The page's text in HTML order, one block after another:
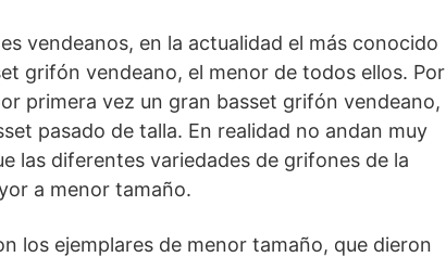
vendeanos, en la actualidad el más conocido
grifón vendeano, el menor de todos ellos. Por
primera vez un gran basset grifón vendeano,
pasado de talla. En realidad no andan muy
las diferentes variedades de grifones de la
a menor tamaño.
los ejemplares de menor tamaño, que dieron